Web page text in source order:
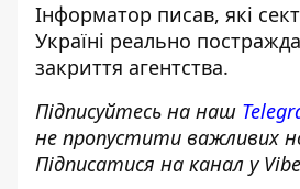
Інформатор писав, які
Україні реально
закриття агентства.
Підписуйтесь на наш
не пропустити важливих
Підписатися на канал у